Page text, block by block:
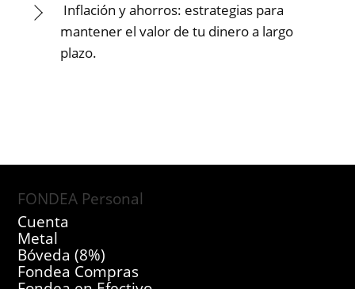
Inflación y ahorros: estrategias para
mantener el valor de tu dinero a largo
plazo.
FONDEA Personal
Cuenta
Metal
Bóveda (8%)
Fondea Compras